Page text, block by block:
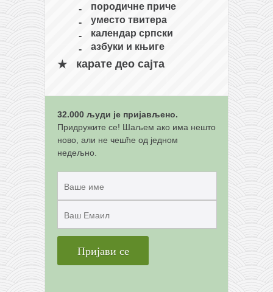
тимбеи рочин
тсунами дојо
програм
снимци наступа
галерија клуба
чланарина
контакт
бесплатна е-књига
термини тренинга
моја прича
моја прича
контакт
породичне приче
уместо твитера
календар српски
азбуки и књиге
карате део сајта
32.000 људи је пријављено.
Придружите се! Шаљем ако има нешто
ново, али не чешће од једном
недељно.